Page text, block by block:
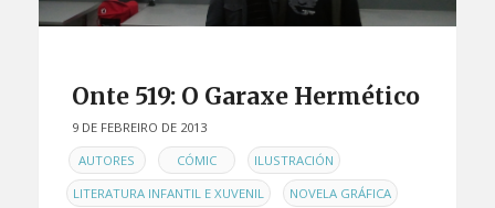
Onte 519: O Garaxe Hermético
9 DE FEBREIRO DE 2013
EN AUTORES , CÓMIC , ILUSTRACIÓN ,
LITERATURA INFANTIL E XUVENIL , NOVELA GRÁFICA ,